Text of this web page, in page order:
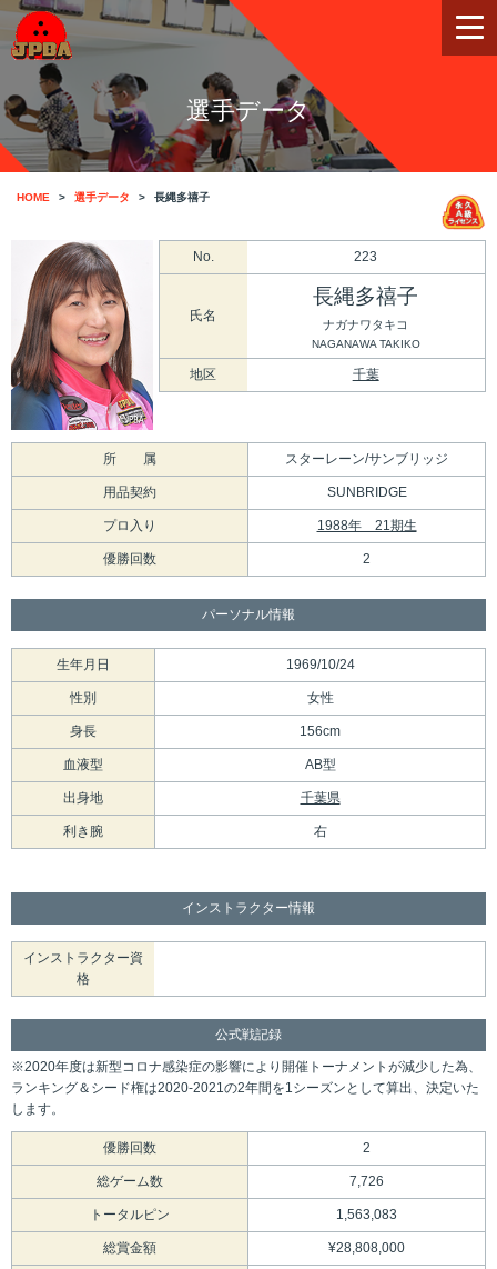
選手データ
HOME 選手データ 長縄多禧子
No. 223
氏名
長縄多禧子
ナガナワタキコ
NAGANAWA TAKIKO
地区 千葉
所 属 スターレーン/サンブリッジ
用品契約 SUNBRIDGE
プロ入り 1988年 21期生
優勝回数 2
パーソナル情報
生年月日 1969/10/24
性別 女性
身長 156cm
血液型 AB型
出身地 千葉県
利き腕 右
インストラクター情報
インストラクター資
格
公式戦記録
※2020年度は新型コロナ感染症の影響により開催トーナメントが減少した為、
ランキング＆シード権は2020-2021の2年間を1シーズンとして算出、決定いた
します。
優勝回数 2
総ゲーム数 7,726
トータルピン 1,563,083
総賞金額 ¥28,808,000